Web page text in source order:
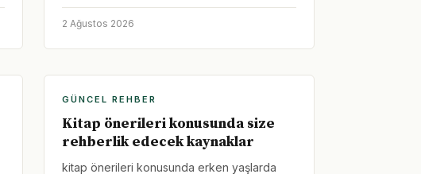
2 Ağustos 2026
GÜNCEL REHBER
Kitap önerileri konusunda size
rehberlik edecek kaynaklar
kitap önerileri konusunda erken yaşlarda